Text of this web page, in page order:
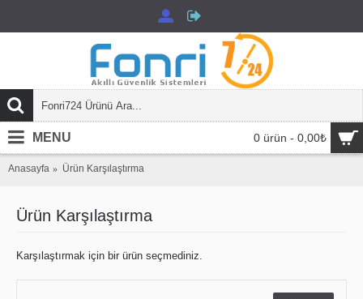
0 ürün - 0,00₺
MENU
Anasayfa Ürün Karşılaştırma
Ürün Karşılaştırma
Karşılaştırmak için bir ürün seçmediniz.